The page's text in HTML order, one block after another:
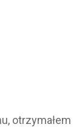
otrzymałem